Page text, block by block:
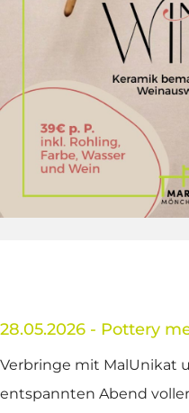
28.05.2026 - Pottery
Verbringe mit MalUnikat
entspannten Abend